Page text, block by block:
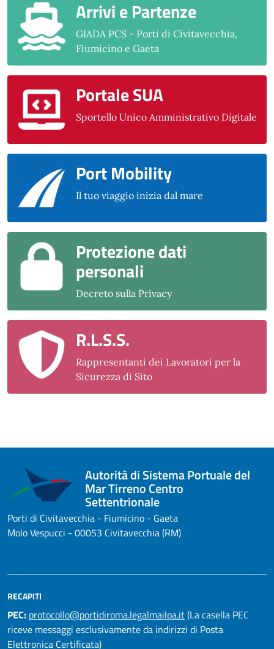
Arrivi e Partenze
GIADA PCS - Porti di Civitavecchia,
Fiumicino e Gaeta
Portale SUA
Sportello Unico Amministrativo Digitale
Port Mobility
Il tuo viaggio inizia dal mare
Protezione dati
personali
Decreto sulla Privacy
R.L.S.S.
Rappresentanti dei Lavoratori per la
Sicurezza di Sito
Autorità di Sistema Portuale del
Mar Tirreno Centro
Settentrionale
Porti di Civitavecchia - Fiumicino - Gaeta
Molo Vespucci - 00053 Civitavecchia (RM)
RECAPITI
PEC: protocollo@portidiroma.legalmailpa.it(La casella PEC
riceve messaggi esclusivamente da indirizzi di Posta
Elettronica Certificata)